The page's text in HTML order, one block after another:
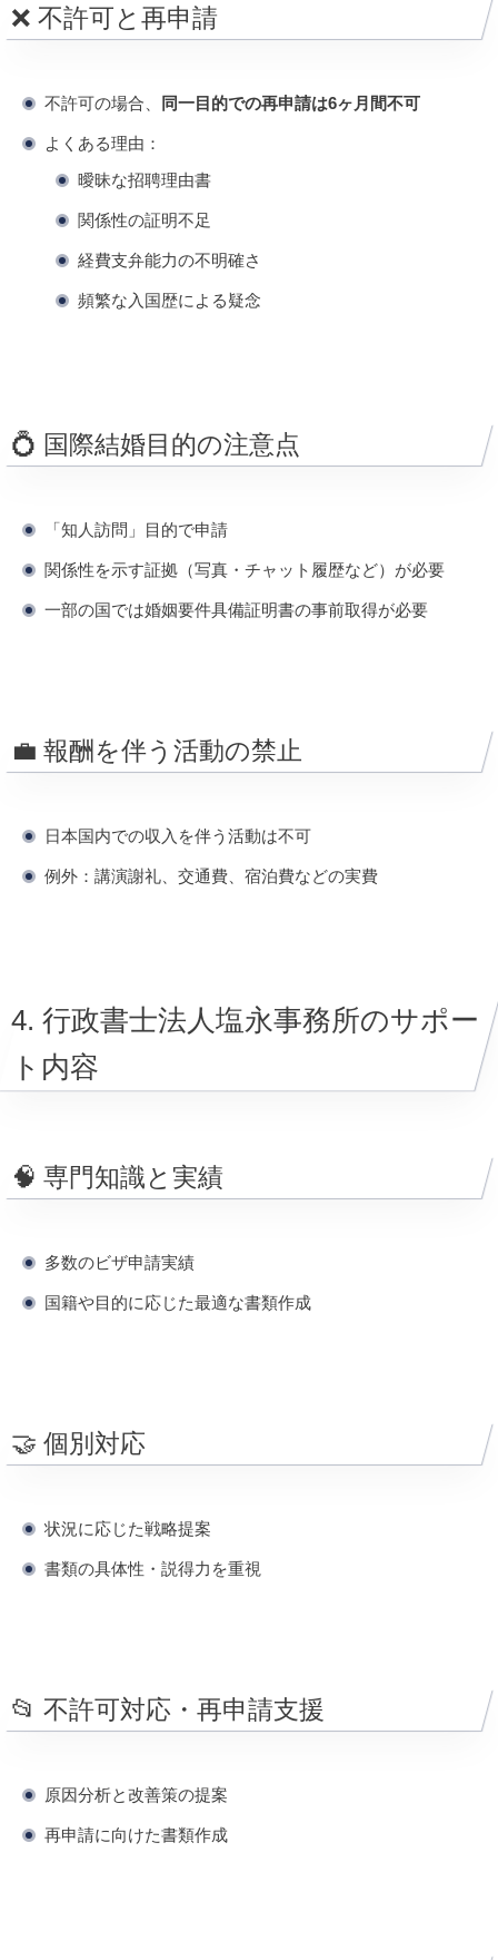
❌ 不許可と再申請
不許可の場合、 同一目的での再申請は6ヶ月間不可
よくある理由：
曖昧な招聘理由書
関係性の証明不足
経費支弁能力の不明確さ
頻繁な入国歴による疑念
💍 国際結婚目的の注意点
「知人訪問」目的で申請
関係性を示す証拠（写真・チャット履歴など）が必要
一部の国では婚姻要件具備証明書の事前取得が必要
💼 報酬を伴う活動の禁止
日本国内での収入を伴う活動は不可
例外：講演謝礼、交通費、宿泊費などの実費
4. 行政書士法人塩永事務所のサポー
ト内容
🧠 専門知識と実績
多数のビザ申請実績
国籍や目的に応じた最適な書類作成
🤝 個別対応
状況に応じた戦略提案
書類の具体性・説得力を重視
📂 不許可対応・再申請支援
原因分析と改善策の提案
再申請に向けた書類作成